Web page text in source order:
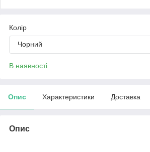
Колір
Чорний
В наявності
Опис Характеристики Доставка
Опис